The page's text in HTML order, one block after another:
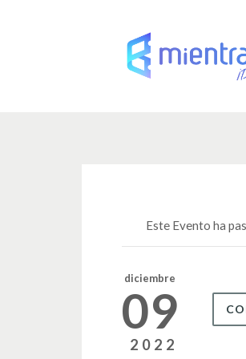
Este Evento ha
diciembre
09
2022